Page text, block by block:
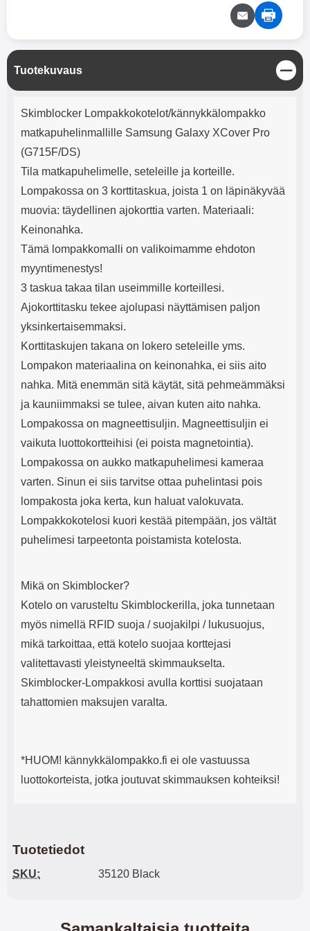
Input: AC100-240V 50/60Hz 0.8A
Max Output: USB: DC5V/3.0A
(15W) 9V/2.0A (18W) 12V/1.5
12V/1.67A(PD20W) Total Effekt:
Väri: Valkoinen
Tuotekuvaus
S
u
l
Tuotekuvaus
Skimblocker Lompakkokotelot/kännykkälompakko
matkapuhelinmallille Samsung Galaxy XCover Pro
(G715F/DS)
Tila matkapuhelimelle, seteleille ja korteille.
Lompakossa on 3 korttitaskua, joista 1 on läpinäkyvää
muovia: täydellinen ajokorttia varten. Materiaali:
Keinonahka.
Tämä lompakkomalli on valikoimamme ehdoton
myyntimenestys!
3 taskua takaa tilan useimmille korteillesi.
Ajokorttitasku tekee ajolupasi näyttämisen paljon
yksinkertaisemmaksi.
Korttitaskujen takana on lokero seteleille yms.
Lompakon materiaalina on keinonahka, ei siis aito
nahka. Mitä enemmän sitä käytät, sitä pehmeämmäksi
ja kauniimmaksi se tulee, aivan kuten aito nahka.
Lompakossa on magneettisuljin. Magneettisuljin ei
vaikuta luottokortteihisi (ei poista magnetointia).
Lompakossa on aukko matkapuhelimesi kameraa
varten. Sinun ei siis tarvitse ottaa puhelintasi pois
lompakosta joka kerta, kun haluat valokuvata.
Lompakkokotelosi kuori kestää pitempään, jos vältät
puhelimesi tarpeetonta poistamista kotelosta.
Mikä on Skimblocker?
Kotelo on varusteltu Skimblockerilla, joka tunnetaan
myös nimellä RFID suoja / suojakilpi / lukusuojus,
mikä tarkoittaa, että kotelo suojaa korttejasi
valitettavasti yleistyneeltä skimmaukselta.
Skimblocker-Lompakkosi avulla korttisi suojataan
tahattomien maksujen varalta.
*HUOM! kännykkälompakko.fi ei ole vastuussa
luottokorteista, jotka joutuvat skimmauksen kohteiksi!
Tuotetiedot
SKU: 35120 Black